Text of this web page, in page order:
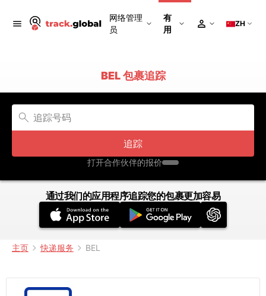
网络管理
员
有
用
ZH
BEL 包裹追踪
追踪
打开合作伙伴的报价
通过我们的应用程序追踪您的包裹更加容易
主页 快递服务 BEL